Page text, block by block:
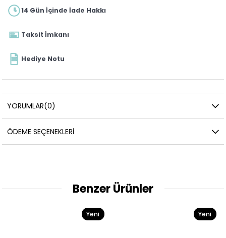
14 Gün İçinde İade Hakkı
Taksit İmkanı
Hediye Notu
YORUMLAR(0)
ÖDEME SEÇENEKLERI
Benzer Ürünler